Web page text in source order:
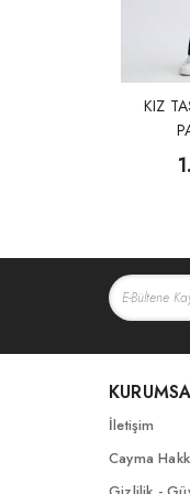
KIZ
İletişim
Cayma